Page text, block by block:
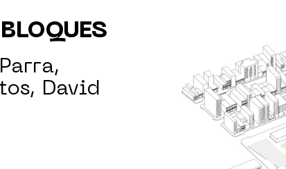
David